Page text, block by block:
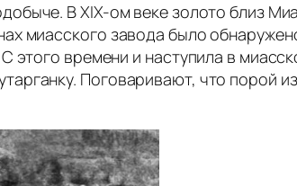
В XIX-ом веке золото близ
миасского завода было
этого времени и наступила в
Поговаривают, что порой